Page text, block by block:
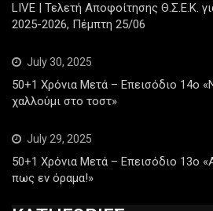
LIVE | Τελετή Αποφοίτησης Θ.Σ.Ε.Κ.
2025-2026, Πέμπτη 25/06
July 30, 2025
50+1 Χρόνια Μετά – Επεισόδιο 14ο
χαλλούμι στο τοστ»
July 29, 2025
50+1 Χρόνια Μετά – Επεισόδιο 13ο
πως εν όραμα!»